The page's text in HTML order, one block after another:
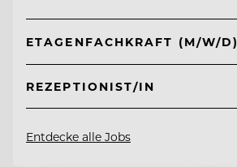
ETAGENFACHKRAFT (M/W/D)
REZEPTIONIST/IN
Entdecke alle Jobs